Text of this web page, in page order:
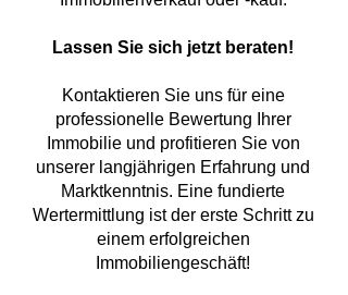
Lassen Sie sich jetzt beraten!
Kontaktieren Sie uns für eine
professionelle Bewertung Ihrer
Immobilie und profitieren Sie von
unserer langjährigen Erfahrung und
Marktkenntnis. Eine fundierte
Wertermittlung ist der erste Schritt zu
einem erfolgreichen
Immobiliengeschäft!